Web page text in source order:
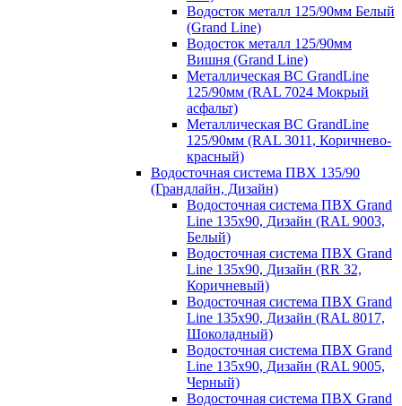
Водосток металл 125/90мм Белый
(Grand Line)
Водосток металл 125/90мм
Вишня (Grand Line)
Металлическая ВС GrandLine
125/90мм (RAL 7024 Мокрый
асфальт)
Металлическая ВС GrandLine
125/90мм (RAL 3011, Коричнево-
красный)
Водосточная система ПВХ 135/90
(Грандлайн, Дизайн)
Водосточная система ПВХ Grand
Line 135х90, Дизайн (RAL 9003,
Белый)
Водосточная система ПВХ Grand
Line 135х90, Дизайн (RR 32,
Коричневый)
Водосточная система ПВХ Grand
Line 135х90, Дизайн (RAL 8017,
Шоколадный)
Водосточная система ПВХ Grand
Line 135х90, Дизайн (RAL 9005,
Черный)
Водосточная система ПВХ Grand